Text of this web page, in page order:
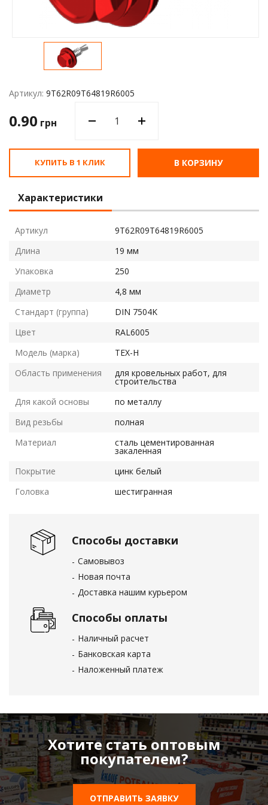
Артикул: 9T62R09T64819R6005
0.90 грн
КУПИТЬ В 1 КЛИК В КОРЗИНУ
Способы доставки
Самовывоз
Новая почта
Доставка нашим курьером
Способы оплаты
Наличный расчет
Банковская карта
Наложенный платеж
Характеристики
Артикул
9T62R09T64819R6005
Длина
19 мм
Упаковка
250
Диаметр
4,8 мм
Стандарт (группа)
DIN 7504K
Цвет
RAL6005
Модель (марка)
TEX-H
Область применения
для кровельных работ, для
строительства
Для какой основы
по металлу
Вид резьбы
полная
Материал
сталь цементированная
закаленная
Покрытие
цинк белый
Головка
шестигранная
Хотите стать оптовым
покупателем?
ОТПРАВИТЬ ЗАЯВКУ